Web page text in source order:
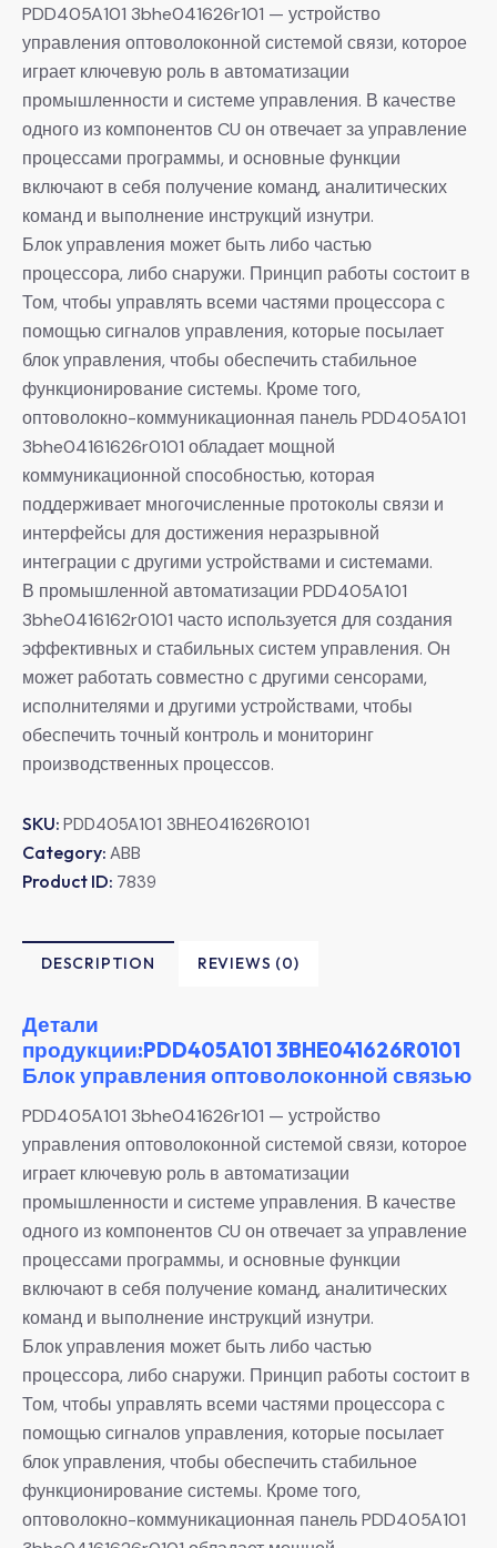
PDD405A101 3bhe041626r101 — устройство
управления оптоволоконной системой связи, которое
играет ключевую роль в автоматизации
промышленности и системе управления. В качестве
одного из компонентов CU он отвечает за управление
процессами программы, и основные функции
включают в себя получение команд, аналитических
команд и выполнение инструкций изнутри.
Блок управления может быть либо частью
процессора, либо снаружи. Принцип работы состоит в
Том, чтобы управлять всеми частями процессора с
помощью сигналов управления, которые посылает
блок управления, чтобы обеспечить стабильное
функционирование системы. Кроме того,
оптоволокно-коммуникационная панель PDD405A101
3bhe04161626r0101 обладает мощной
коммуникационной способностью, которая
поддерживает многочисленные протоколы связи и
интерфейсы для достижения неразрывной
интеграции с другими устройствами и системами.
В промышленной автоматизации PDD405A101
3bhe0416162r0101 часто используется для создания
эффективных и стабильных систем управления. Он
может работать совместно с другими сенсорами,
исполнителями и другими устройствами, чтобы
обеспечить точный контроль и мониторинг
производственных процессов.
SKU: PDD405A101 3BHE041626R0101
Category: ABB
Product ID: 7839
DESCRIPTION REVIEWS (0)
Детали
продукции:PDD405A101 3BHE041626R0101
Блок управления оптоволоконной связью
PDD405A101 3bhe041626r101 — устройство
управления оптоволоконной системой связи, которое
играет ключевую роль в автоматизации
промышленности и системе управления. В качестве
одного из компонентов CU он отвечает за управление
процессами программы, и основные функции
включают в себя получение команд, аналитических
команд и выполнение инструкций изнутри.
Блок управления может быть либо частью
процессора, либо снаружи. Принцип работы состоит в
Том, чтобы управлять всеми частями процессора с
помощью сигналов управления, которые посылает
блок управления, чтобы обеспечить стабильное
функционирование системы. Кроме того,
оптоволокно-коммуникационная панель PDD405A101